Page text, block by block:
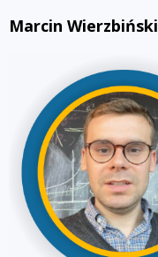
Marcin Wierzbiński